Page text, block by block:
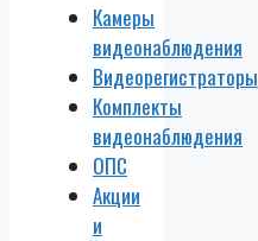
Камеры
видеонаблюдения
Видеорегистраторы
Комплекты
видеонаблюдения
ОПС
Акции
и